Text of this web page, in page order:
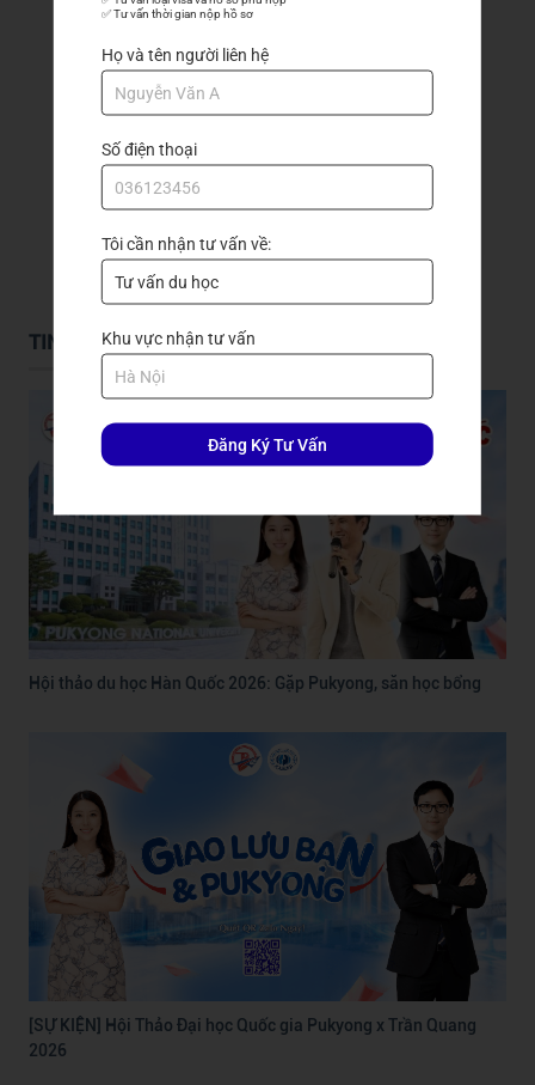
GỬI ĐẾN TRẦN QUANG
TIN TỨC DU HỌC
Hội thảo du học Hàn Quốc 2026: Gặp Pukyong, săn học bổng
[SỰ KIỆN] Hội Thảo Đại học Quốc gia Pukyong x Trần Quang
2026
✅ Tư vấn thời gian nộp hồ sơ
Họ và tên người liên hệ
Số điện thoại
Tôi cần nhận tư vấn về:
Khu vực nhận tư vấn
Đăng Ký Tư Vấn